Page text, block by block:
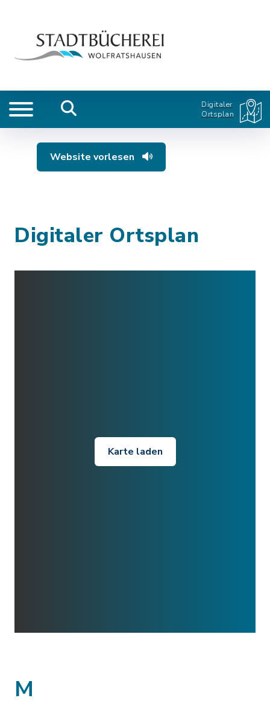
Digitaler
Ortsplan
Website vorlesen
Digitaler Ortsplan
Karte laden
M